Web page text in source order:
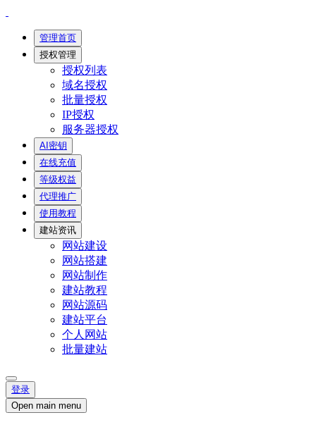
管理首页
授权管理
授权列表
域名授权
批量授权
IP授权
服务器授权
AI密钥
在线充值
等级权益
代理推广
使用教程
建站资讯
网站建设
网站搭建
网站制作
建站教程
网站源码
建站平台
个人网站
批量建站
登录
Open main menu